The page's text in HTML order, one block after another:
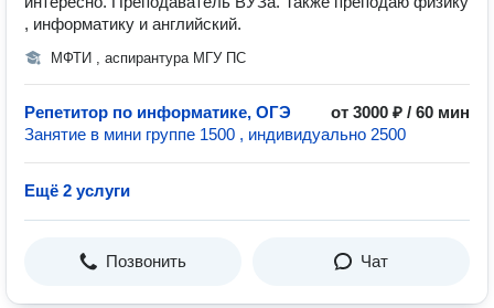
, информатику и английский.
МФТИ , аспирантура МГУ ПС
Репетитор по информатике, ОГЭ
от 3000 ₽ / 60 мин
Занятие в мини группе 1500 , индивидуально 2500
Ещё 2 услуги
Позвонить Чат